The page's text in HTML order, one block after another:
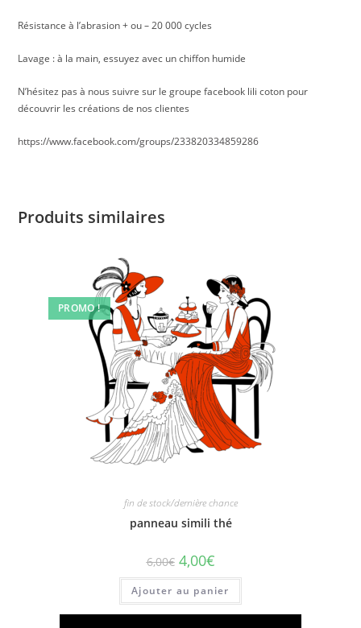
Résistance à l’abrasion + ou – 20 000 cycles
Lavage : à la main, essuyez avec un chiffon humide
N’hésitez pas à nous suivre sur le groupe facebook lili coton pour
découvrir les créations de nos clientes
https://www.facebook.com/groups/233820334859286
Produits similaires
PROMO !
fin de stock/dernière chance
panneau simili thé
6,00€ 4,00€
Ajouter au panier